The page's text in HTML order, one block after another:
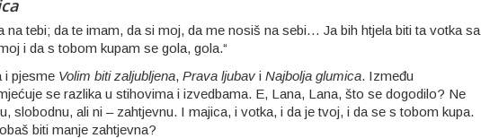
na tebi; da te imam, da si moj, da me nosiš na sebi… Ja bih htjela biti ta votka sa
i da s tobom kupam se gola, gola.“
i pjesme Volim biti zaljubljena, Prava ljubav i Najbolja glumica. Između
se razlika u stihovima i izvedbama. E, Lana, Lana, što se dogodilo? Ne
slobodnu, ali ni – zahtjevnu. I majica, i votka, i da je tvoj, i da se s tobom kupa.
biti manje zahtjevna?